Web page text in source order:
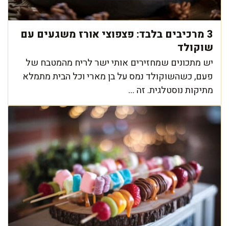
3 מרכיבים בלבד: פצפוצי אורז משגעים עם
שוקולד
יש מתכונים שמחזירים אותי ישר לריח מהמטבח של
פעם, כשהשוקולד נמס על בן מארי וכל הבית מתמלא
מתיקות נוסטלגית. זה ...